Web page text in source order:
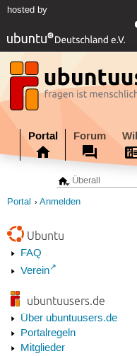
hosted by
Portal Forum
Portal Anmelden
Ubuntu
FAQ
Verein
ubuntuusers.de
Über ubuntuusers.de
Portalregeln
Mitglieder